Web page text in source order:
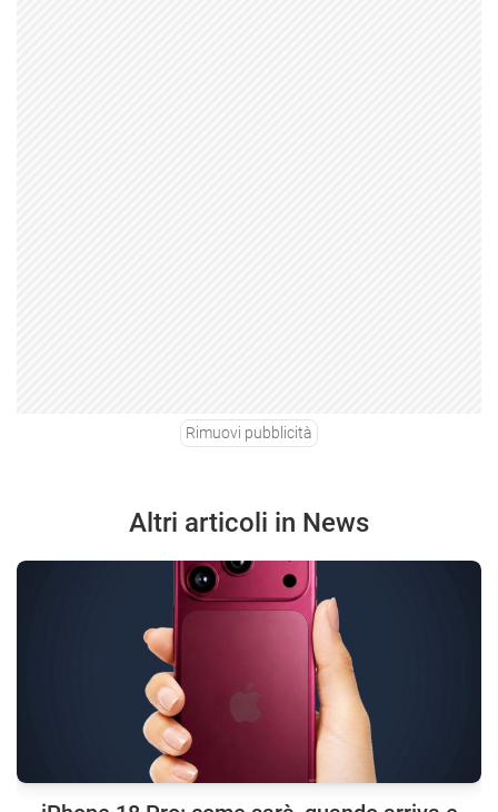
Rimuovi pubblicità
Altri articoli in News